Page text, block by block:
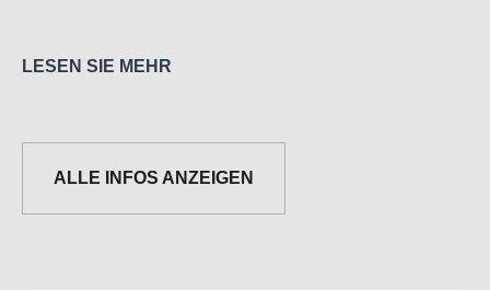
9M02.1.79 mit Ratsche und nicht rotierender Spindel
LESEN SIE MEHR
ALLE INFOS ANZEIGEN